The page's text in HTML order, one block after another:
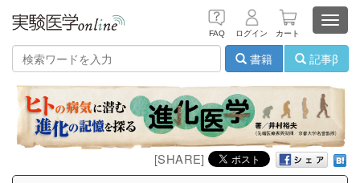
FAQ ログイン カート
書籍
記事β
[SHARE]